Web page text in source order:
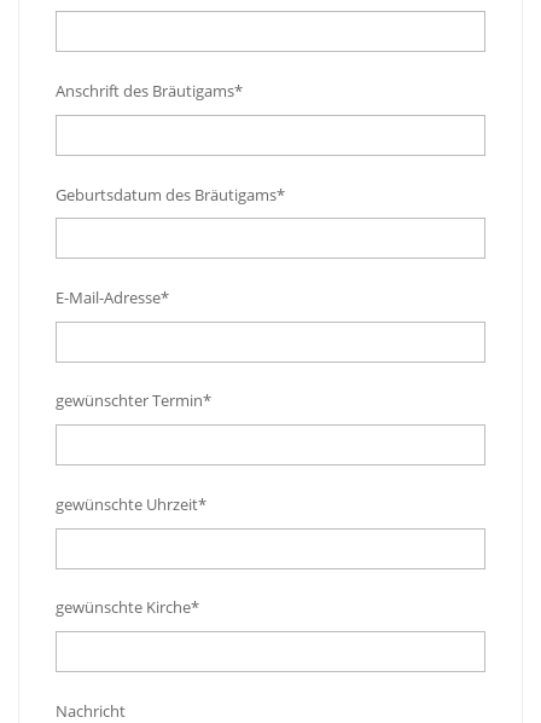
Anschrift des Bräutigams*
Geburtsdatum des Bräutigams*
E-Mail-Adresse*
gewünschter Termin*
gewünschte Uhrzeit*
gewünschte Kirche*
Nachricht